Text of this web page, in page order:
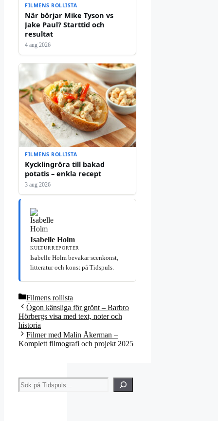
FILMENS ROLLISTA
När börjar Mike Tyson vs
Jake Paul? Starttid och
resultat
4 aug 2026
FILMENS ROLLISTA
Kycklingröra till bakad
potatis – enkla recept
3 aug 2026
Isabelle Holm
KULTURREPORTER
Isabelle Holm bevakar scenkonst,
litteratur och konst på Tidspuls.
Kategorier
Filmens rollista
Ögon känsliga för grönt – Barbro
Hörbergs visa med text, noter och
historia
Filmer med Malin Åkerman –
Komplett filmografi och projekt 2025
Sök